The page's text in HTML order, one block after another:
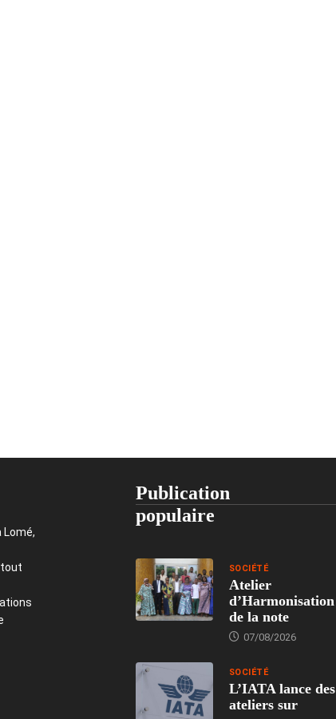
Lomé,
Publication
populaire
SOCIÉTÉ
Atelier
d’Harmonisation
de la note
07/08/2026
SOCIÉTÉ
L’IATA lance des
ateliers sur